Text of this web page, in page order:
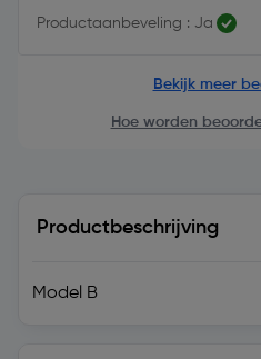
Productaanbeveling : Ja
Bekijk meer
Hoe worden
Productbeschrijving
Model B